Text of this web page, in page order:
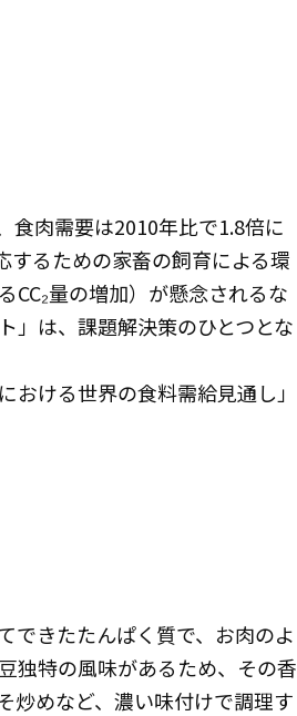
食肉需要は2010年比で1.8倍に
るための家畜の飼育による環
量の増加）が懸念されるな
」は、課題解決策のひとつとな
ける世界の食料需給見通し」
できたたんぱく質で、お肉のよ
独特の風味があるため、その香
炒めなど、濃い味付けで調理す